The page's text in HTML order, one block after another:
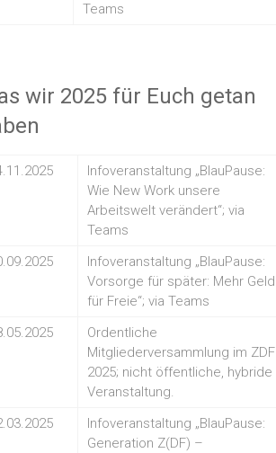
Teams
wir 2025 für Euch getan
Infoveranstaltung „BlauPause:
Wie New Work unsere
Arbeitswelt verändert“; via
Teams
Infoveranstaltung „BlauPause:
Vorsorge für später: Mehr Geld
für Freie“; via Teams
Ordentliche
Mitgliederversammlung im ZDF
2025; nicht öffentliche, hybride
Veranstaltung.
Infoveranstaltung „BlauPause:
Generation Z(DF) –